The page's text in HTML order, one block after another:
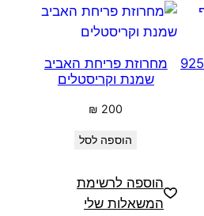
שרשרת ספירל כסף 925
מחרוזת פריחת האביב
שמנת וקריסטלים
₪ 200
הוספה לסל
הוספה לרשימת
המשאלות שלי